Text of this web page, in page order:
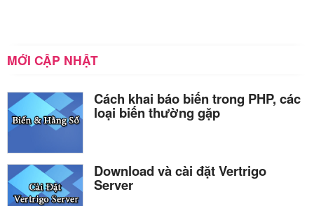
MỚI CẬP NHẬT
Cách khai báo biến trong PHP, các
loại biến thường gặp
Download và cài đặt Vertrigo
Server